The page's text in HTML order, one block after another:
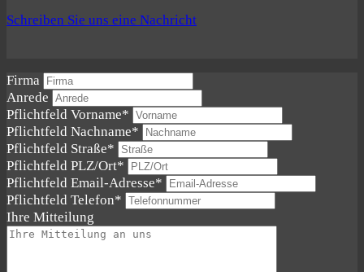
Schreiben Sie uns eine Nachricht
Firma
Anrede
Pflichtfeld Vorname*
Pflichtfeld Nachname*
Pflichtfeld Straße*
Pflichtfeld PLZ/Ort*
Pflichtfeld Email-Adresse*
Pflichtfeld Telefon*
Ihre Mitteilung